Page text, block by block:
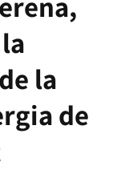
la
de